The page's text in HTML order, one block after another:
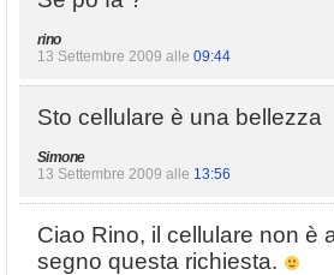
rino
13 Settembre 2009 alle 09:44
Sto cellulare è una bellezza
Simone
13 Settembre 2009 alle 13:56
Ciao Rino, il cellulare non è
segno questa richiesta.